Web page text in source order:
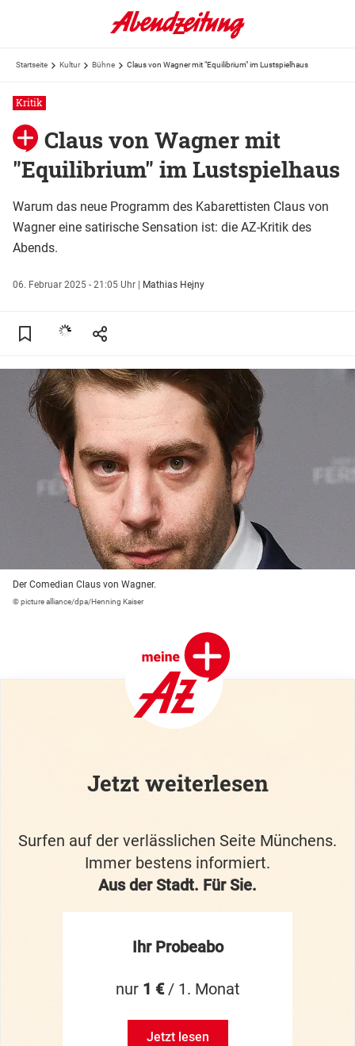
Startseite Kultur Bühne Claus von Wagner mit "Equilibrium" im Lustspielhaus
Kritik
Claus von Wagner mit
"Equilibrium" im Lustspielhaus
Warum das neue Programm des Kabarettisten Claus von
Wagner eine satirische Sensation ist: die AZ-Kritik des
Abends.
06. Februar 2025 - 21:05 Uhr | Mathias Hejny
Der Comedian Claus von Wagner.
© picture alliance/dpa/Henning Kaiser
Jetzt weiterlesen
Surfen auf der verlässlichen Seite Münchens.
Immer bestens informiert.
Aus der Stadt. Für Sie.
Ihr Probeabo
nur 1 €/ 1. Monat
Jetzt lesen